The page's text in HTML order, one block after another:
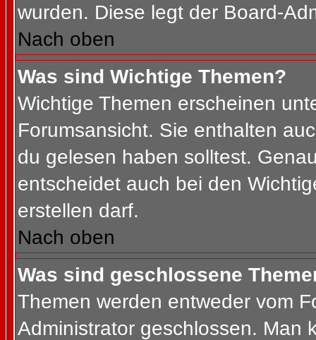
wurden. Diese legt der Board-
Nach oben
Was sind Wichtige Themen?
Wichtige Themen erscheinen
Forumsansicht. Sie enthalten
du gelesen haben solltest.
entscheidet auch bei den
erstellen darf.
Nach oben
Was sind geschlossene
Themen werden entweder vom
Administrator geschlossen. Man